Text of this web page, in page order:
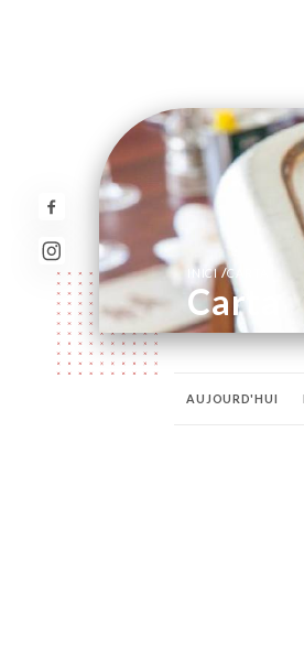
INICI/CARTA
Carta
AUJOURD'HUI